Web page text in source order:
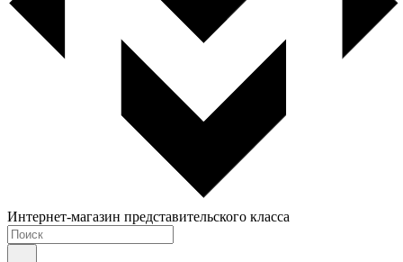
Интернет-магазин представительского класса